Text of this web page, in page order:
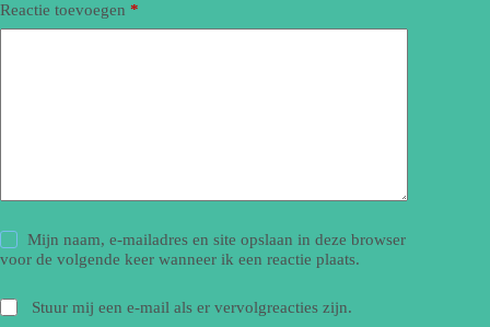
Reactie toevoegen *
Mijn naam, e-mailadres en site opslaan in deze browser
voor de volgende keer wanneer ik een reactie plaats.
Stuur mij een e-mail als er vervolgreacties zijn.